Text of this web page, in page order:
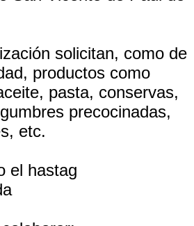
solicitan, como de
productos como
pasta, conservas,
precocinadas,
etc.
el hastag